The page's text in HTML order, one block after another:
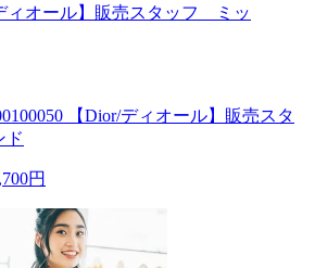
ィオール】販売スタッフ ミッ
【Dior/ディオール】販売スタ
ド
円